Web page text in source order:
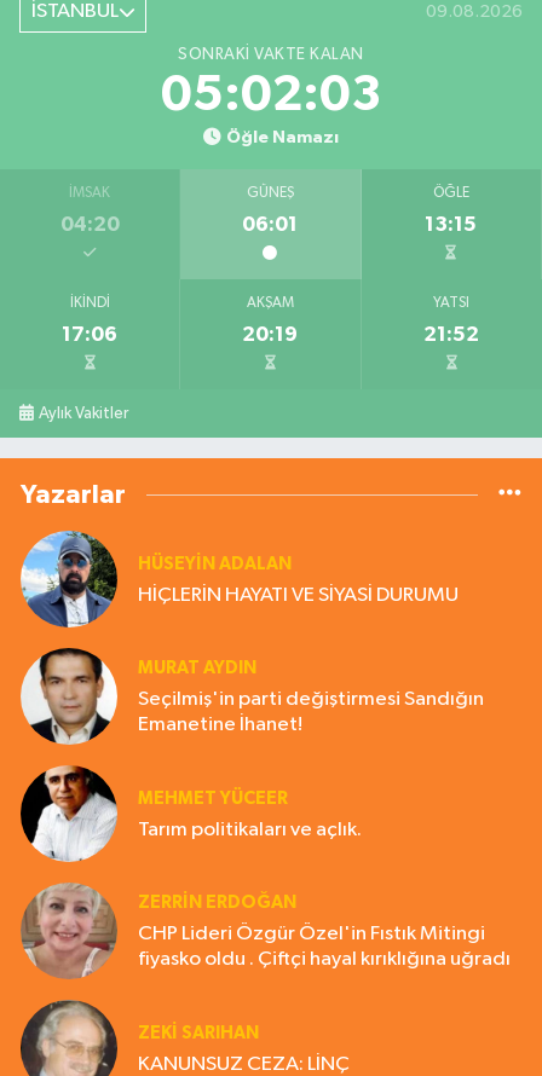
İSTANBUL 09.08.2026
SONRAKI VAKTE KALAN
05:02:02
Öğle Namazı
İMSAK
04:20
GÜNEŞ
06:01
ÖĞLE
13:15
İKINDI
17:06
AKŞAM
20:19
YATSI
21:52
Aylık Vakitler
Yazarlar
HÜSEYIN ADALAN
HİÇLERİN HAYATI VE SİYASİ DURUMU
MURAT AYDIN
Seçilmiş'in parti değiştirmesi Sandığın
Emanetine İhanet!
MEHMET YÜCEER
Tarım politikaları ve açlık.
ZERRIN ERDOĞAN
CHP Lideri Özgür Özel'in Fıstık Mitingi
fiyasko oldu . Çiftçi hayal kırıklığına uğradı
ZEKI SARIHAN
KANUNSUZ CEZA: LİNÇ